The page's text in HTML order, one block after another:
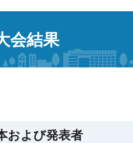
会結果
および発表者